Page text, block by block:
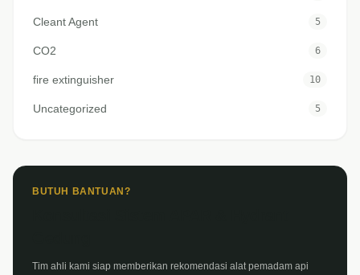
Cleant Agent 5
CO2 6
fire extinguisher 10
Uncategorized 5
BUTUH BANTUAN?
Tim ahli kami siap memberikan rekomendasi alat pemadam api